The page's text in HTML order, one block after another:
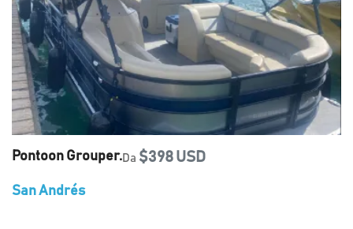
Pontoon Grouper.Da $398 USD
San Andrés